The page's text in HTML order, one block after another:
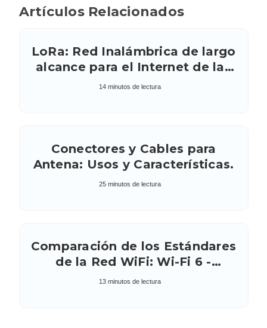
Artículos Relacionados
LoRa: Red Inalámbrica de largo
alcance para el Internet de las
cosas (IOT): bandas de
14 minutos de lectura
Conectores y Cables para
Antena: Usos y Características.
25 minutos de lectura
Comparación de los Estándares
de la Red WiFi: Wi-Fi 6 -
802.11ax vs Wi-Fi 6E (extendida)
13 minutos de lectura